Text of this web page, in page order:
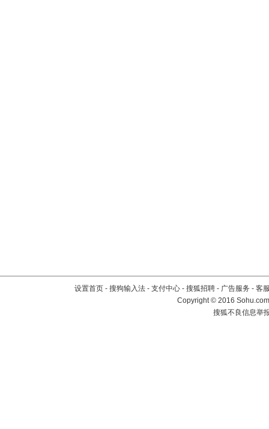
设置首页 - 搜狗输入法 - 支付中心 - 搜狐招聘 - 广告服务 - 客
Copyright©2016
搜狐不良信息举